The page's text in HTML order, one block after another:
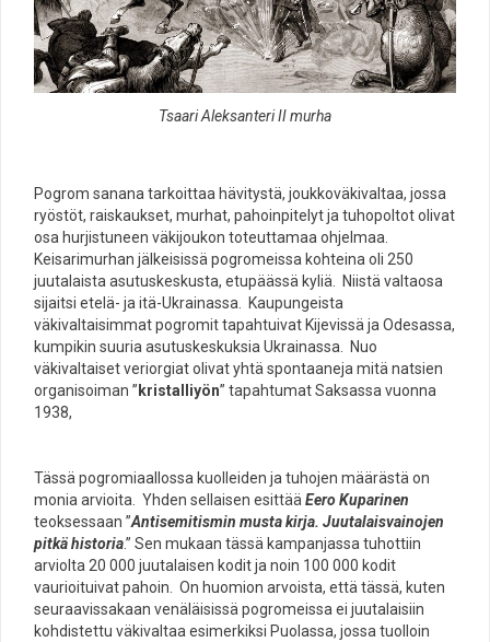
Tsaari Aleksanteri II murha
Pogrom sanana tarkoittaa hävitystä, joukkoväkivaltaa, jossa
ryöstöt, raiskaukset, murhat, pahoinpitelyt ja tuhopoltot olivat
osa hurjistuneen väkijoukon toteuttamaa ohjelmaa.
Keisarimurhan jälkeisissä pogromeissa kohteina oli 250
juutalaista asutuskeskusta, etupäässä kyliä. Niistä valtaosa
sijaitsi etelä- ja itä-Ukrainassa. Kaupungeista
väkivaltaisimmat pogromit tapahtuivat Kijevissä ja Odesassa,
kumpikin suuria asutuskeskuksia Ukrainassa. Nuo
väkivaltaiset veriorgiat olivat yhtä spontaaneja mitä natsien
organisoiman ” kristalliyön” tapahtumat Saksassa vuonna
1938,
Tässä pogromiaallossa kuolleiden ja tuhojen määrästä on
monia arvioita. Yhden sellaisen esittää Eero Kuparinen
teoksessaan ”Antisemitismin musta kirja. Juutalaisvainojen
pitkä historia.” Sen mukaan tässä kampanjassa tuhottiin
arviolta 20 000 juutalaisen kodit ja noin 100 000 kodit
vaurioituivat pahoin. On huomion arvoista, että tässä, kuten
seuraavissakaan venäläisissä pogromeissa ei juutalaisiin
kohdistettu väkivaltaa esimerkiksi Puolassa, jossa tuolloin